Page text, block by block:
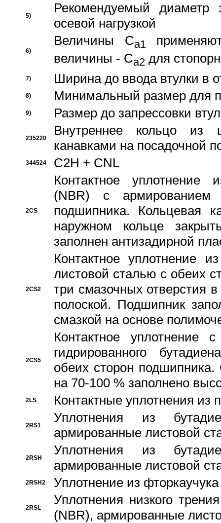
5)
Рекомендуемый диаметр
осевой нагрузкой
6)
Величины Ca1
величины - Ca2 для
7) Ширина до ввода втулки в
8) Минимальный размер для
9) Размер до запрессовки
235220
Внутреннее кольцо из
канавками на посадочной
344524 C2H + CNL
2CS
Контактное уплотнение
(NBR) с
подшипника. Кольцевая
наружном кольце
заполнен антизадирной
2CS2
Контактное уплотнение
листовой сталью с обеих
три смазочных отверстия
полоской. Подшипник
смазкой на основе
2CS5
Контактное уплотнение
гидрированного
обеих сторон
на 70-100 % заполнено
2LS Контактные уплотнения из
2RS1
Уплотнения из
армированные листовой
2RSH
Уплотнения из
армированные листовой
2RSH2 Уплотнение из
2RSL
Уплотнения низкого
(NBR), армированные